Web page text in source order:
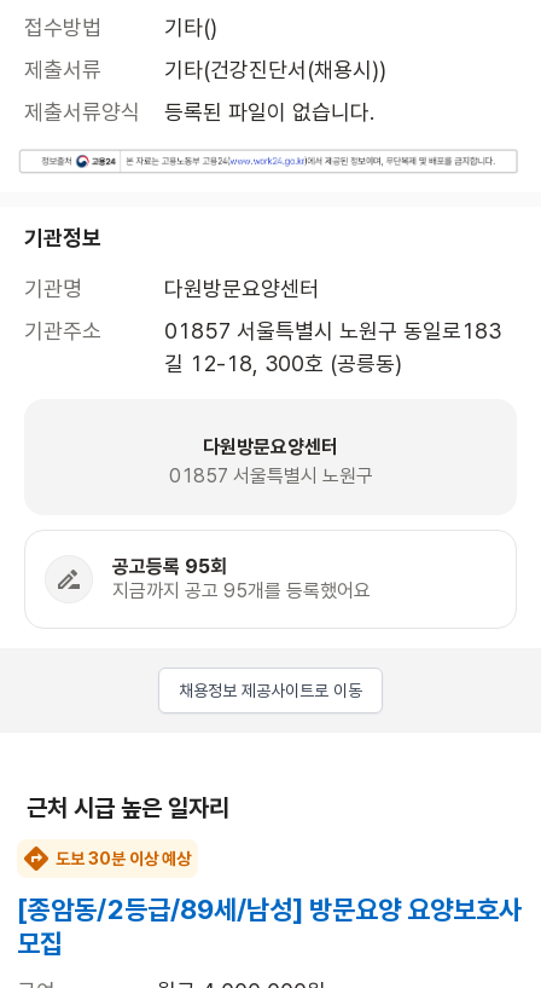
접수방법
기타()
제출서류
기타(건강진단서(채용시))
제출서류양식
등록된 파일이 없습니다.
기관정보
기관명
다원방문요양센터
기관주소
01857 서울특별시 노원구 동일로183
길 12-18, 300호 (공릉동)
다원방문요양센터
01857 서울특별시 노원구
공고등록 95회
지금까지 공고 95개를 등록했어요
채용정보 제공사이트로 이동
근처 시급 높은 일자리
도보 30분 이상 예상
[종암동/2등급/89세/남성] 방문요양 요양보호사
모집